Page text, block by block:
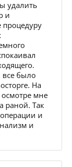
удалить
и
процедуру
было
На
мне
раной. Так
и
и